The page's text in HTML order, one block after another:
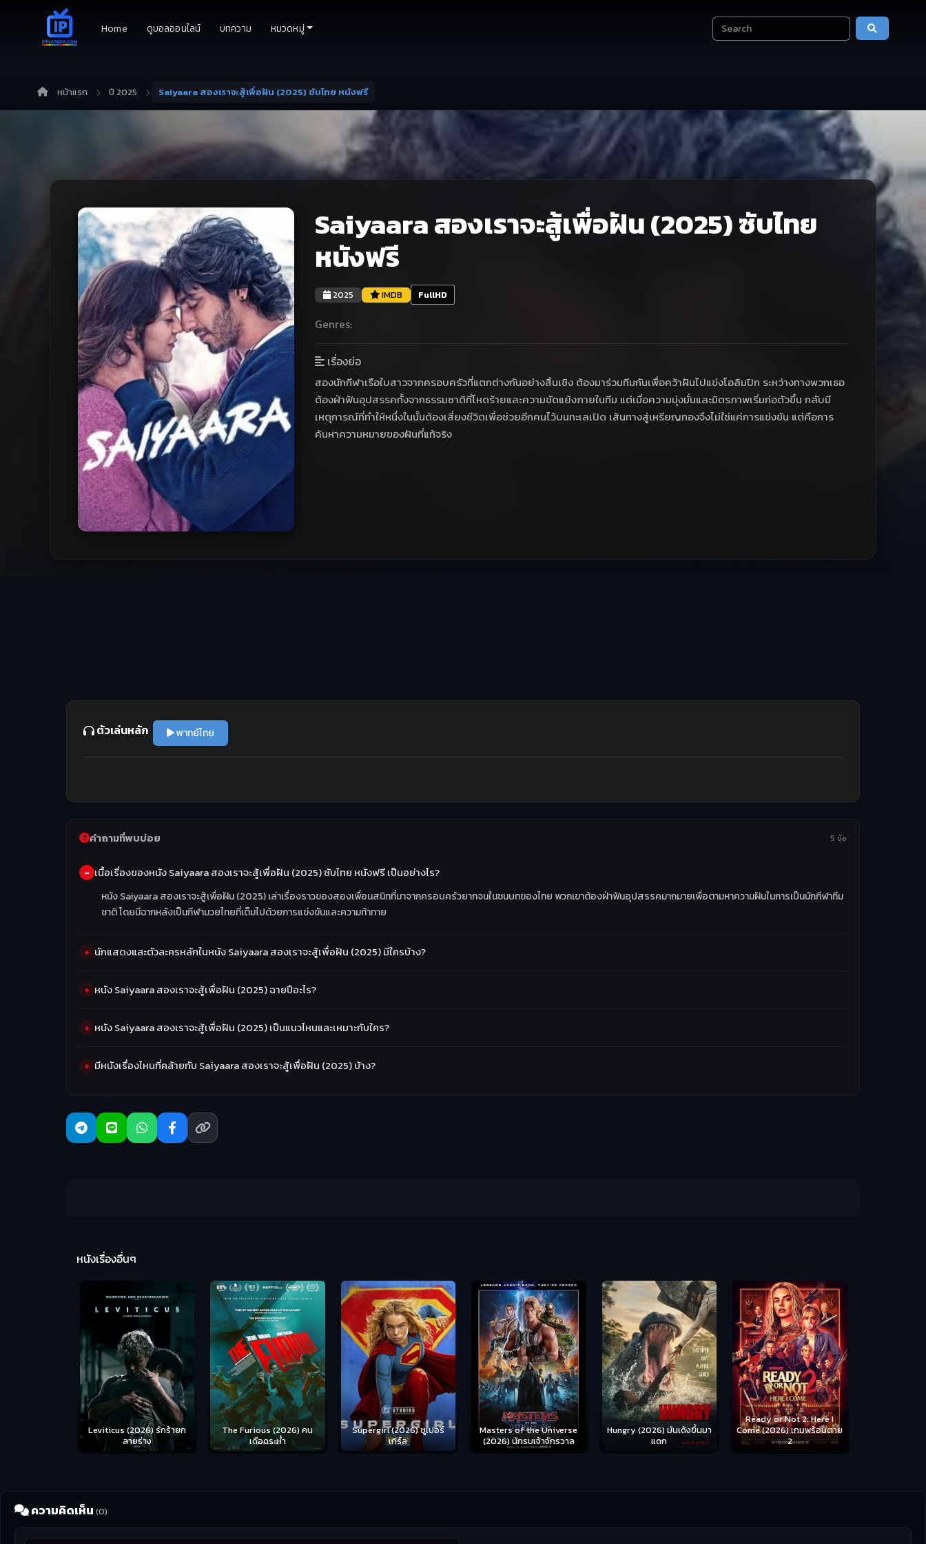
Home ดูบอลออนไลน์ บทความ หมวดหมู่
หน้าแรก ปี 2025 Saiyaara สองเราจะสู้เพื่อฝัน (2025) ซับไทย หนังฟรี
Saiyaara สองเราจะสู้เพื่อฝัน (2025) ซับไทย
หนังฟรี
2025 IMDB FullHD
Genres:
เรื่องย่อ
สองนักกีฬาเรือใบสาวจากครอบครัวที่แตกต่างกันอย่างสิ้นเชิง ต้องมาร่วมทีมกันเพื่อคว้าฝันไปแข่งโอลิมปิก ระหว่างทางพวกเธอ
ต้องฝ่าฟันอุปสรรคทั้งจากธรรมชาติที่โหดร้ายและความขัดแย้งภายในทีม แต่เมื่อความมุ่งมั่นและมิตรภาพเริ่มก่อตัวขึ้น กลับมี
เหตุการณ์ที่ทำให้หนึ่งในนั้นต้องเสี่ยงชีวิตเพื่อช่วยอีกคนไว้บนทะเลเปิด เส้นทางสู่เหรียญทองจึงไม่ใช่แค่การแข่งขัน แต่คือการ
ค้นหาความหมายของฝันที่แท้จริง
ตัวเล่นหลัก พากย์ไทย
คำถามที่พบบ่อย 5 ข้อ
เนื้อเรื่องของหนัง Saiyaara สองเราจะสู้เพื่อฝัน (2025) ซับไทย หนังฟรี เป็นอย่างไร?
หนัง Saiyaara สองเราจะสู้เพื่อฝัน (2025) เล่าเรื่องราวของสองเพื่อนสนิทที่มาจากครอบครัวยากจนในชนบทของไทย พวกเขาต้องฝ่าฟันอุปสรรคมากมายเพื่อตามหาความฝันในการเป็นนักกีฬาทีม
ชาติ โดยมีฉากหลังเป็นกีฬามวยไทยที่เต็มไปด้วยการแข่งขันและความท้าทาย
นักแสดงและตัวละครหลักในหนัง Saiyaara สองเราจะสู้เพื่อฝัน (2025) มีใครบ้าง?
หนัง Saiyaara สองเราจะสู้เพื่อฝัน (2025) ฉายปีอะไร?
หนัง Saiyaara สองเราจะสู้เพื่อฝัน (2025) เป็นแนวไหนและเหมาะกับใคร?
มีหนังเรื่องไหนที่คล้ายกับ Saiyaara สองเราจะสู้เพื่อฝัน (2025) บ้าง?
หนังเรื่องอื่นๆ
Leviticus (2026) รักร้ายก
ลายร่าง
The Furious (2026) คน
เดือดระห่ำ
Supergirl (2026) ซูเปอร์
เกิร์ล
Masters of the Universe
(2026) นักรบเจ้าจักรวาล
Hungry (2026) มันเด้งขึ้นมา
แดก
Ready or Not 2: Here I
Come (2026) เกมพร้อมตาย
2
ความคิดเห็น (0)